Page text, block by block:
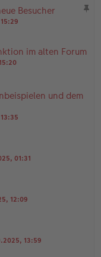
Besucher
im alten Forum
und dem
01:31
12:09
13:59